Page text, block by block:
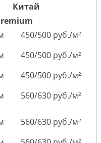
Китай
450/500 руб./м²
450/500 руб./м²
450/500 руб./м²
560/630 руб./м²
560/630 руб./м²